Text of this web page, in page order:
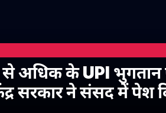
से अधिक के UPI भुगतान
सरकार ने संसद में पेश